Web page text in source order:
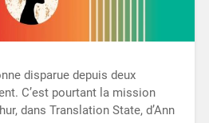
disparue depuis deux
C’est pourtant la mission
dans Translation State, d’Ann